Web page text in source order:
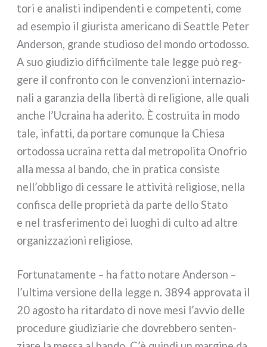
to­ri e ana­li­sti indi­pen­den­ti e com­pe­ten­ti, come
ad esem­pio il giu­ri­sta ame­ri­ca­no di Seattle Peter
Anderson, gran­de stu­dio­so del mon­do orto­dos­so.
A suo giu­di­zio dif­fi­cil­men­te tale leg­ge può reg­
ge­re il con­fron­to con le con­ven­zio­ni inter­na­zio­
na­li a garan­zia del­la liber­tà di reli­gio­ne, alle qua­li
anche l’Ucraina ha ade­ri­to. È costrui­ta in modo
tale, infat­ti, da por­ta­re comun­que la Chiesa
orto­dos­sa ucrai­na ret­ta dal metro­po­li­ta Onofrio
alla mes­sa al ban­do, che in pra­ti­ca con­si­ste
nell’obbligo di ces­sa­re le atti­vi­tà reli­gio­se, nel­la
con­fi­sca del­le pro­prie­tà da par­te del­lo Stato
e nel tra­sfe­ri­men­to dei luo­ghi di cul­to ad altre
orga­niz­za­zio­ni reli­gio­se.
Fortunatamente – ha fat­to nota­re Anderson –
l’ultima ver­sio­ne del­la leg­ge n. 3894 appro­va­ta il
20 ago­sto ha ritar­da­to di nove mesi l’avvio del­le
pro­ce­du­re giu­di­zia­rie che dovreb­be­ro sen­ten­